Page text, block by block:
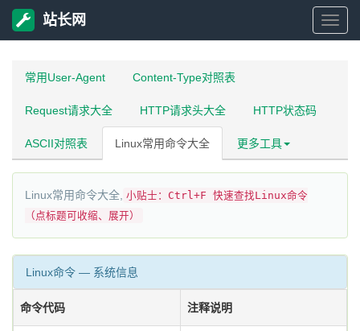
站
站长网
常用User-Agent Content-Type对照表
Request请求大全 HTTP请求头大全 HTTP状态码
ASCII对照表 Linux常用命令大全 更多工具
Linux常用命令大全, 小贴士：Ctrl+F 快速查找Linux命令
（点标题可收缩、展开）
Linux命令 — 系统信息
命令代码 注释说明